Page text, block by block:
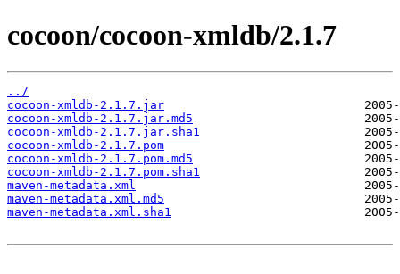
cocoon/cocoon-xmldb/2.1.7
../
cocoon-xmldb-2.1.7.jar
cocoon-xmldb-2.1.7.jar.md5
cocoon-xmldb-2.1.7.jar.sha1
cocoon-xmldb-2.1.7.pom
cocoon-xmldb-2.1.7.pom.md5
cocoon-xmldb-2.1.7.pom.sha1
maven-metadata.xml
maven-metadata.xml.md5
maven-metadata.xml.sha1